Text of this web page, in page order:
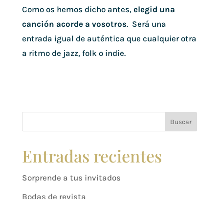
Como os hemos dicho antes, elegid una
canción acorde a vosotros. Será una
entrada igual de auténtica que cualquier otra
a ritmo de jazz, folk o indie.
Buscar
Entradas recientes
Sorprende a tus invitados
Bodas de revista